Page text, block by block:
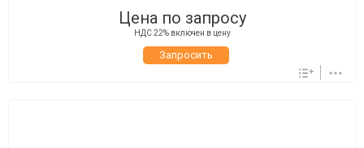
Цена по запросу
НДС 22% включен в цену
Запросить